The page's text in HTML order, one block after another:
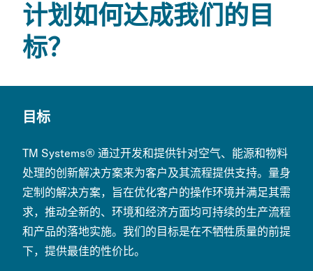
计划如何达成我们的目
标？
目标
TM Systems® 通过开发和提供针对空气、能源和物料
处理的创新解决方案来为客户及其流程提供支持。量身
定制的解决方案，旨在优化客户的操作环境并满足其需
求，推动全新的、环境和经济方面均可持续的生产流程
和产品的落地实施。我们的目标是在不牺牲质量的前提
下，提供最佳的性价比。